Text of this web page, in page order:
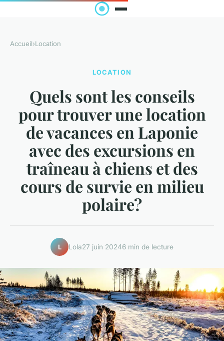
Accueil›Location
LOCATION
Quels sont les conseils
pour trouver une location
de vacances en Laponie
avec des excursions en
traîneau à chiens et des
cours de survie en milieu
polaire?
L Lola27 juin 20246 min de lecture